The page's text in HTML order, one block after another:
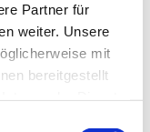
Partner für
weiter. Unsere
mit
bereitgestellt